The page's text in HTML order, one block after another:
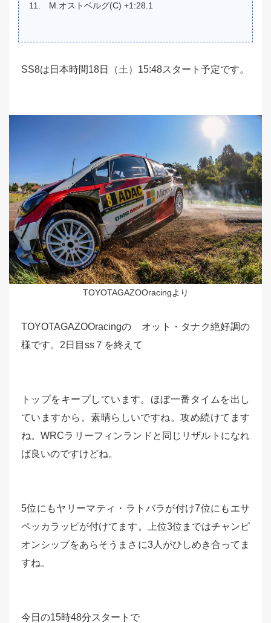
M.オストベルグ(C) +1:28.1
SS8は日本時間18日（土）15:48スタート予定です。
TOYOTAGAZOOracingより
TOYOTAGAZOOracingの オット・タナク絶好調の
様です。2日目ss７を終えて
トップをキープしています。ほぼ一番タイムを出し
ていますから。素晴らしいですね。攻め続けてます
ね。WRCラリーフィンランドと同じリザルトになれ
ば良いのですけどね。
5位にもヤリーマティ・ラトバラが付け7位にもエサ
ペッカラッピが付けてます。上位3位まではチャンピ
オンシップをあらそうまさに3人がひしめき合ってま
すね。
今日の15時48分スタートで